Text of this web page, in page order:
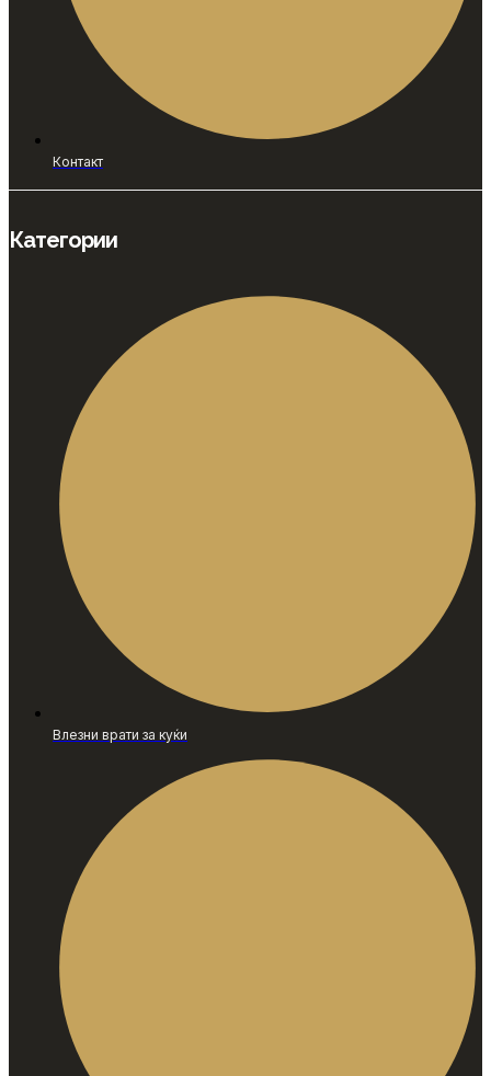
Контакт
Категории
Влезни врати за куќи